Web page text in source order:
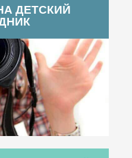
ДЕТСКИЙ